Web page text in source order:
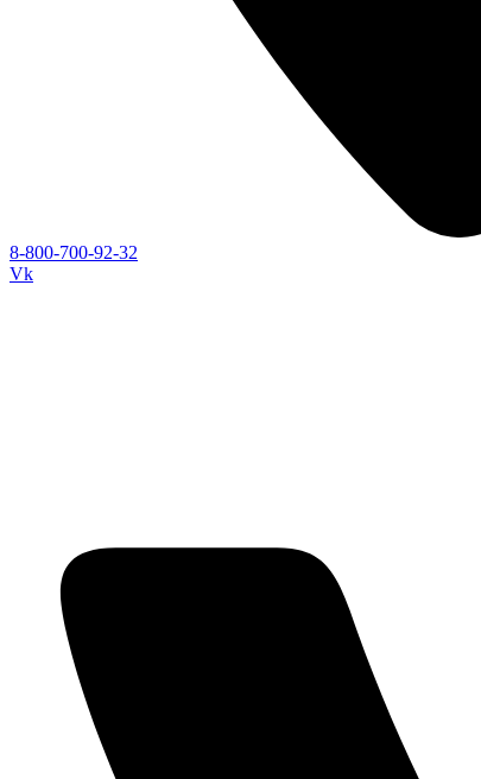
8-800-700-92-32
Vk